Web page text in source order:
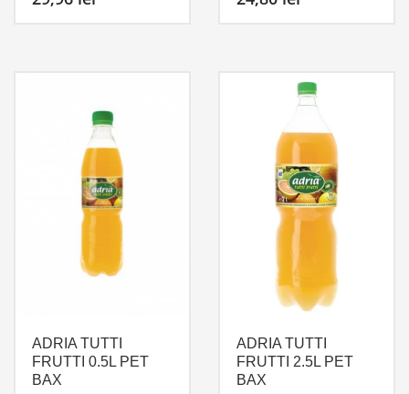
ADRIA TUTTI
FRUTTI 0.5L PET
BAX
ADRIA TUTTI
FRUTTI 2.5L PET
BAX